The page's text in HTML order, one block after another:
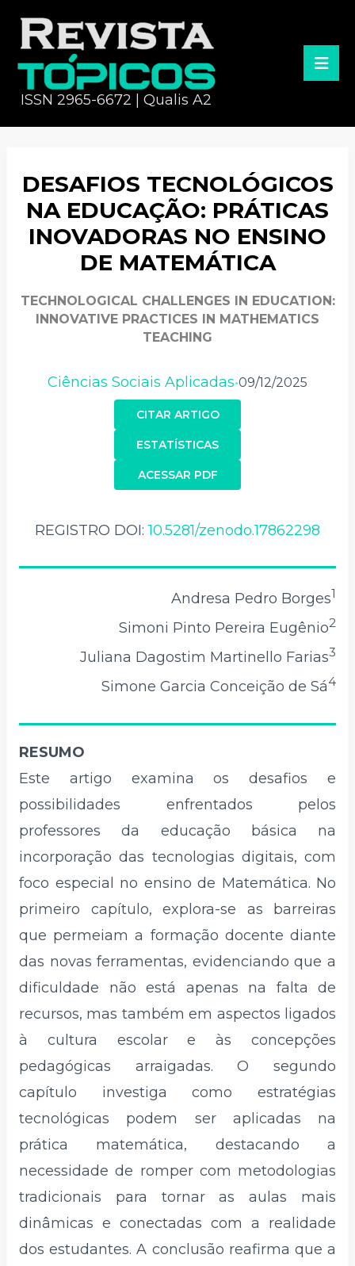
ISSN 2965-6672 | Qualis A2
DESAFIOS TECNOLÓGICOS
NA EDUCAÇÃO: PRÁTICAS
INOVADORAS NO ENSINO
DE MATEMÁTICA
TECHNOLOGICAL CHALLENGES IN EDUCATION:
INNOVATIVE PRACTICES IN MATHEMATICS
TEACHING
Ciências Sociais Aplicadas•09/12/2025
CITAR ARTIGO
ACESSAR PDF
ESTATÍSTICAS
REGISTRO DOI:10.5281/zenodo.17862298
Andresa Pedro Borges1
Simoni Pinto Pereira Eugênio2
Juliana Dagostim Martinello Farias3
Simone Garcia Conceição de Sá4
RESUMO
Este artigo examina os desafios e
possibilidades enfrentados pelos
professores da educação básica na
incorporação das tecnologias digitais, com
foco especial no ensino de Matemática. No
primeiro capítulo, explora-se as barreiras
que permeiam a formação docente diante
das novas ferramentas, evidenciando que a
dificuldade não está apenas na falta de
recursos, mas também em aspectos ligados
à cultura escolar e às concepções
pedagógicas arraigadas. O segundo
capítulo investiga como estratégias
tecnológicas podem ser aplicadas na
prática matemática, destacando a
necessidade de romper com metodologias
tradicionais para tornar as aulas mais
dinâmicas e conectadas com a realidade
dos estudantes. A conclusão reafirma que a